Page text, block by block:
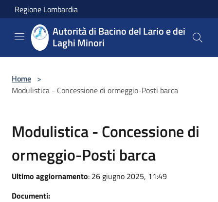
Salta al contenuto principale
Regione Lombardia
Autorità di Bacino del Lario e dei
Laghi Minori
Home >
Modulistica - Concessione di ormeggio-Posti barca
Modulistica - Concessione di
ormeggio-Posti barca
Ultimo aggiornamento: 26 giugno 2025, 11:49
Documenti: